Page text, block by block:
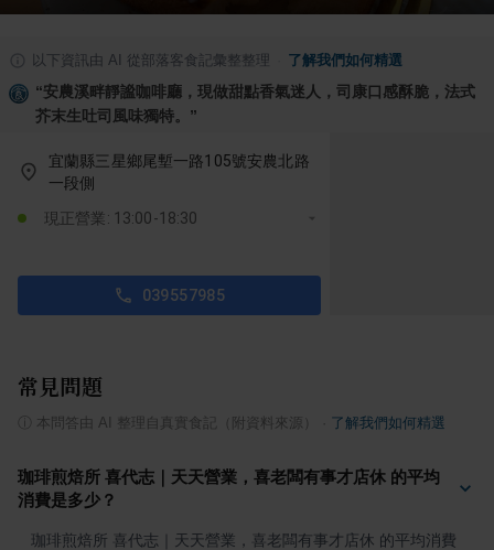
以下資訊由 AI 從部落客食記彙整整理 了解我們如何精選
“安農溪畔靜謐咖啡廳，現做甜點香氣迷人，司康口感酥脆，法式
芥末生吐司風味獨特。 ”
宜蘭縣三星鄉尾塹一路105號安農北路
一段側
現正營業: 13:00-18:30
039557985
常見問題
本問答由 AI 整理自真實食記（附資料來源） 了解我們如何精選
珈琲煎焙所 喜代志｜天天營業，喜老闆有事才店休 的平均
消費是多少？
珈琲煎焙所 喜代志｜天天營業，喜老闆有事才店休 的平均消費